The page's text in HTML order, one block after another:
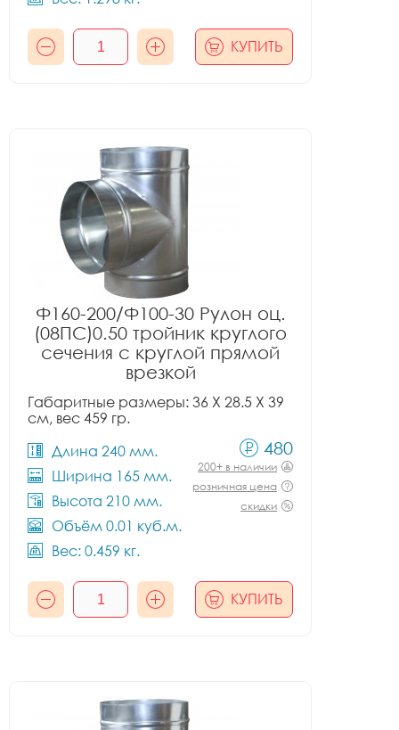
КУПИТЬ
Ф160-200/Ф100-30 Рулон оц.
(08ПС)0.50 тройник круглого
сечения с круглой прямой
врезкой
Габаритные размеры: 36 X 28.5 X 39
см, вес 459 гр.
Длина 240 мм.
Ширина 165 мм.
Высота 210 мм.
Объём 0.01 куб.м.
Вес: 0.459 кг.
480
200+ в наличии
розничная цена
скидки
КУПИТЬ